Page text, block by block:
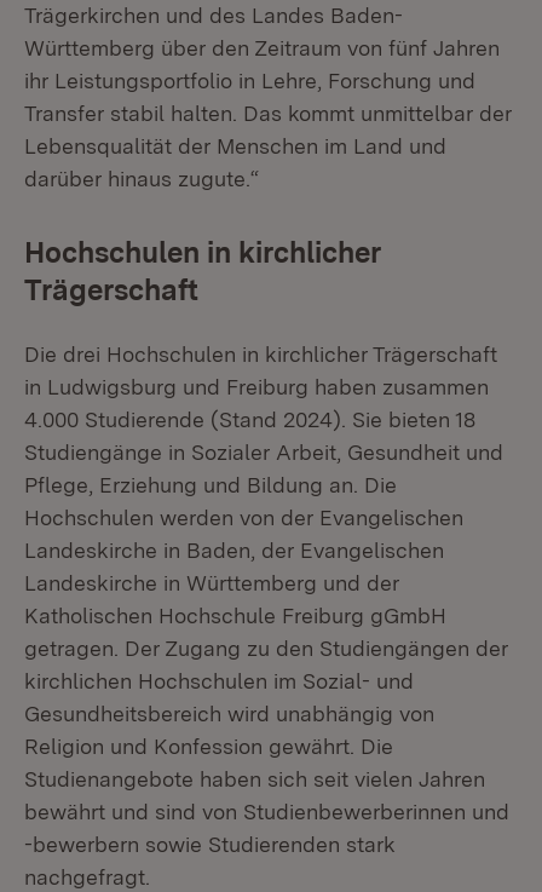
Trägerkirchen und des Landes Baden-
Württemberg über den Zeitraum von fünf Jahren
ihr Leistungsportfolio in Lehre, Forschung und
Transfer stabil halten. Das kommt unmittelbar der
Lebensqualität der Menschen im Land und
darüber hinaus zugute.“
Hochschulen in kirchlicher
Trägerschaft
Die drei Hochschulen in kirchlicher Trägerschaft
in Ludwigsburg und Freiburg haben zusammen
4.000 Studierende (Stand 2024). Sie bieten 18
Studiengänge in Sozialer Arbeit, Gesundheit und
Pflege, Erziehung und Bildung an. Die
Hochschulen werden von der Evangelischen
Landeskirche in Baden, der Evangelischen
Landeskirche in Württemberg und der
Katholischen Hochschule Freiburg gGmbH
getragen. Der Zugang zu den Studiengängen der
kirchlichen Hochschulen im Sozial- und
Gesundheitsbereich wird unabhängig von
Religion und Konfession gewährt. Die
Studienangebote haben sich seit vielen Jahren
bewährt und sind von Studienbewerberinnen und
-bewerbern sowie Studierenden stark
nachgefragt.